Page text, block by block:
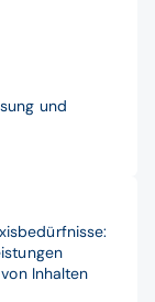
und
Inhalten